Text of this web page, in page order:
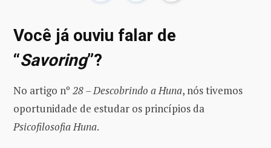
Você já ouviu falar de
“Savoring”?
No artigo nº 28 – Descobrindo a Huna, nós tivemos
oportunidade de estudar os princípios da
Psicofilosofia Huna.